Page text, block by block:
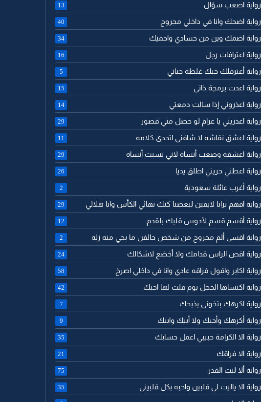
رواية اصعب سؤال 13
رواية اضحك وانا في داخلي مجروح 40
رواية اضمك وين من حسادي واحميك 34
رواية اعترافات رجل 16
رواية أعترفلك حبك غلطة حياتي 5
رواية اعدت برمجة ذاتي 15
رواية اعذروني إذا سالت دمعتي 14
رواية اعذريني يا غرام لو حصل مني قصور 29
رواية اعشق نقاشه لا شافني اتحدى كلامه 11
رواية اعشقه وصعب أنساه لاني نسيت أنساه 29
رواية اعطني حريتي اطلق يديا 26
رواية أغرب عائلة سعودية 2
رواية افهم ترانا لايقين لبعضنا كنك نهائي الكأس وانا هلالي 29
رواية أقسم قسم لأدوس قلبك بلقدم 12
رواية اقسى ألم مجروح من شخص حالفن ما يجي منه زله 2
رواية اقص الراس قدامك ولا أخضع لاشكالك 24
رواية اكابر واقول فراقه عادي وانا في داخلي اصرخ 58
رواية اكتساها الخجل يوم قلت لها احبك 42
رواية اكرهك بتخوني بذبحك 7
رواية أكرهك وأحبك ولا أبيك وابيك 9
رواية الا الكرامة حبيبي اعمل حسابك 35
رواية الا فراقك 21
رواية ألا ليت القدر 75
رواية الا ياليت لي قلبين واحبه بكل قلبيني 35